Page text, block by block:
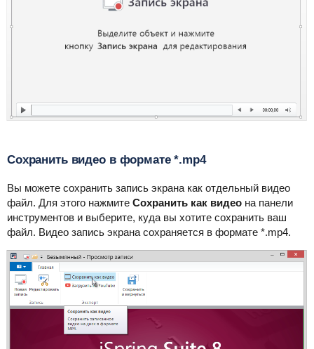
Сохранить видео в формате *.mp4
Вы можете сохранить запись экрана как отдельный видео
файл. Для этого нажмите Сохранить как видеона панели
инструментов и выберите, куда вы хотите сохранить ваш
файл. Видео запись экрана сохраняется в формате *.mp4.